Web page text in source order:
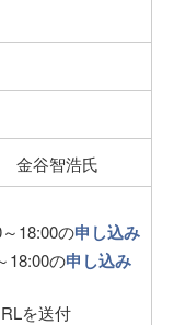
金谷智浩氏
18:00の申し込み
18:00の申し込み
を送付